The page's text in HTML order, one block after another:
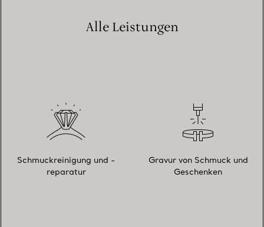
Alle Leistungen
Schmuckreinigung und -
reparatur
Gravur von Schmuck und
Geschenken